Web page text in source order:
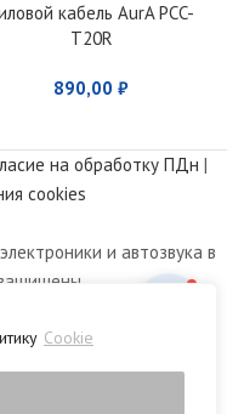
Cookie
кабель AurA PCC-
T20R
890,00 ₽
на обработку ПДн |
cookies
и автозвука в
определяемой
кодекса РФ.